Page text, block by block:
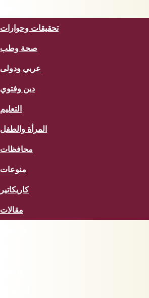
تحقيقات وحوارات
صحة وطب
عربي ودولى
دين وفتوي
التعليم
المرأة والطفل
محافظات
منوعات
كاريكاتير
مقالات